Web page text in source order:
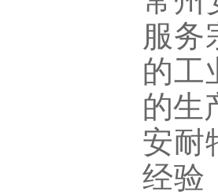
服务
的工
的生
安耐
经验